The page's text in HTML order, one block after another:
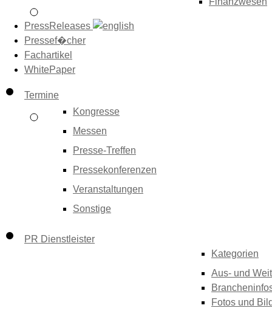
PressReleases
Pressef�cher
Fachartikel
WhitePaper
Termine
Kongresse
Messen
Presse-Treffen
Pressekonferenzen
Veranstaltungen
Sonstige
PR Dienstleister
Kategorien
Aus- und
Fotos und